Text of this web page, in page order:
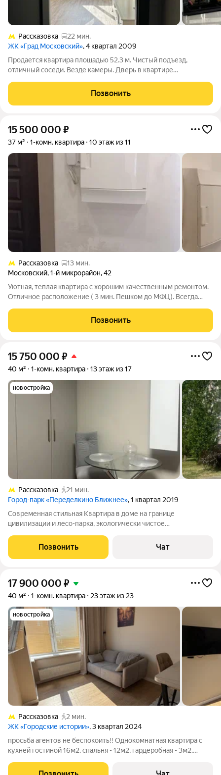
Рассказовка
22 мин.
ЖК «Град Московский», 4 квартал 2009
Продается квартира площадью 52.3 м. Чистый подъезд,
отличный соседи. Везде камеры. Дверь в квартире
всей квартире. Новый дорогостоящий ремонт, использованы
отличные материалы. 15 минут
Позвонить
15 500 000 ₽
37 м² 1-комн. квартира 10 этаж из 11
Рассказовка
13 мин.
Московский,1-й микрорайон,42
Уютная, теплая квартира с хорошим качественным ремонтом.
Отличное расположение ( 3 мин. Пешком до МФЦ). Всегда
светофор без пробок). Делали ремонт для себя но в квартире
никто не жил.
Позвонить
15 750 000 ₽
40 м² 1-комн. квартира 13 этаж из 17
новостройка
Рассказовка
21 мин.
Город-парк «Переделкино Ближнее», 1 квартал 2019
Современная стильная Квартира в доме на границе
цивилизации и лесо-парка, экологически чистое
тихому отдыху после рабочих дней; Можем рассмотреть
Обмен на квартиру или студию близко или в Новой
Позвонить Чат
17 900 000 ₽
40 м² 1-комн. квартира 23 этаж из 23
новостройка
Рассказовка
2 мин.
ЖК «Городские истории», 3 квартал 2024
просьба агентов не беспокоить!! Однокомнатная квартира с
кухней гостиной 16м2, спальня - 12м2, гардеробная - 3м2.
современный ремонт, встроенная гардеробная, кухня со всей